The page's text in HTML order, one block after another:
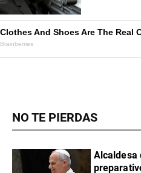
NO TE PIERDAS
Alcaldesa